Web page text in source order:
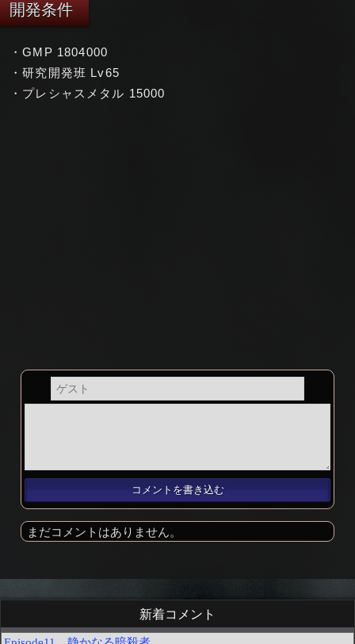
開発条件
・GMP 1804000
・研究開発班 Lv65
・プレシャスメタル 15000
まだコメントはありません。
新着コメント